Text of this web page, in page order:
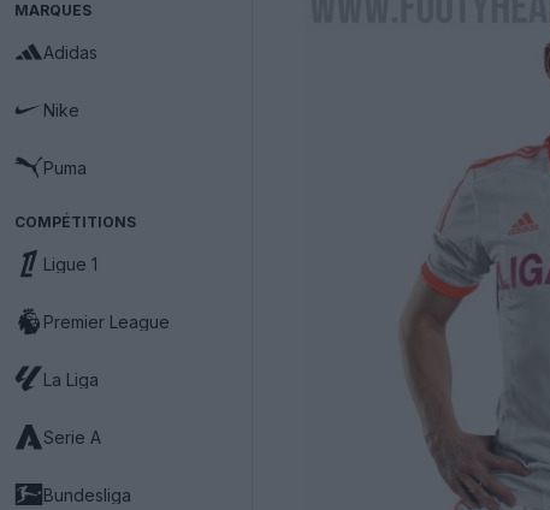
MARQUES
Adidas
Nike
Puma
COMPÉTITIONS
Ligue 1
Premier League
La Liga
Serie A
Bundesliga